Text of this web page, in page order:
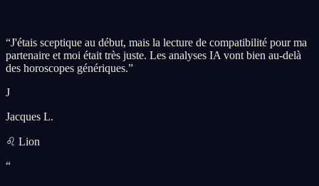
“J'étais sceptique au début, mais la lecture de compatibilité pour ma
partenaire et moi était très juste. Les analyses IA vont bien au-delà
des horoscopes génériques.”
J
Jacques L.
♌ Lion
“